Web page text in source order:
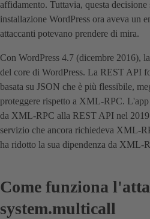
affidamento. Tuttavia, questa
installazione WordPress ora aveva un
attaccanti potevano prendere di mira.
Con WordPress 4.7 (dicembre 2016),
del core di WordPress. La REST API
basata su JSON che è più flessibile,
proteggere rispetto a XML-RPC. L'app
da XML-RPC alla REST API nel
servizio che ancora richiedeva XML-
ha ridotto la sua dipendenza da XML-
Come funziona
system.multicall